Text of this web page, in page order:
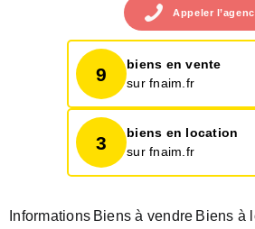
Appeler
9
biens en vente
sur fnaim.fr
3
biens en location
sur fnaim.fr
Informations Biens à vendre Biens à